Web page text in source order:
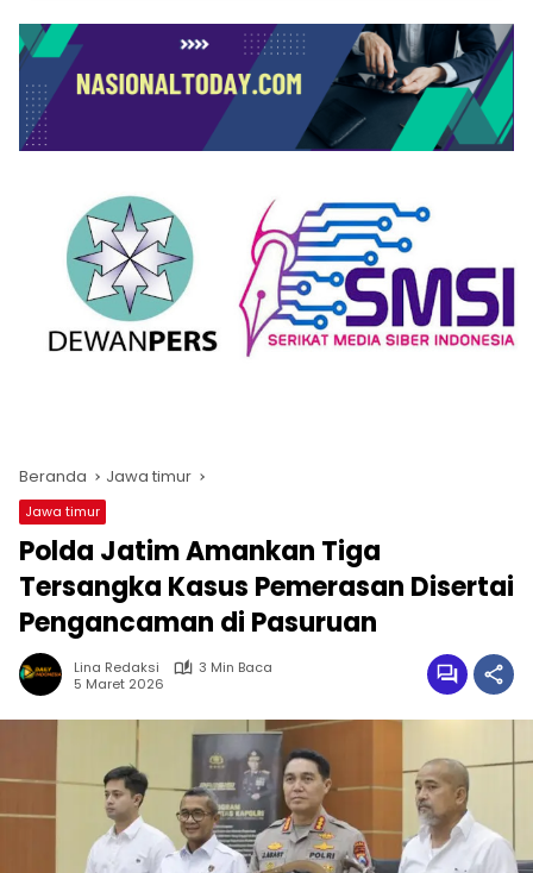
Beranda Jawa timur
Jawa timur
Polda Jatim Amankan Tiga
Tersangka Kasus Pemerasan Disertai
Pengancaman di Pasuruan
Lina Redaksi
3 Min Baca
5 Maret 2026